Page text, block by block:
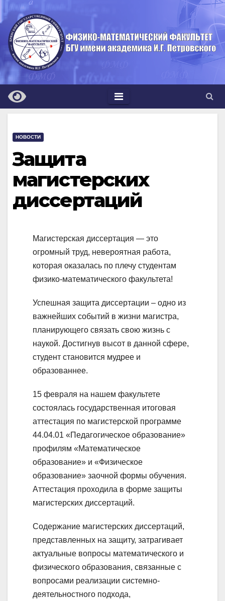
Перейти
к
содержимому
НОВОСТИ
Защита
магистерских
диссертаций
Магистерская диссертация — это
огромный труд, невероятная работа,
которая оказалась по плечу студентам
физико-математического факультета!
Успешная защита диссертации – одно из
важнейших событий в жизни магистра,
планирующего связать свою жизнь с
наукой. Достигнув высот в данной сфере,
студент становится мудрее и
образованнее.
15 февраля на нашем факультете
состоялась государственная итоговая
аттестация по магистерской программе
44.04.01 «Педагогическое образование»
профилям «Математическое
образование» и «Физическое
образование» заочной формы обучения.
Аттестация проходила в форме защиты
магистерских диссертаций.
Содержание магистерских диссертаций,
представленных на защиту, затрагивает
актуальные вопросы математического и
физического образования, связанные с
вопросами реализации системно-
деятельностного подхода,